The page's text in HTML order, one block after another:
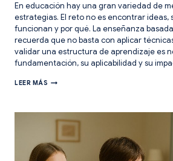
En educación hay una gran variedad de
estrategias. El reto no es encontrar ideas,
funcionan y por qué. La enseñanza
recuerda que no basta con aplicar
validar una estructura de aprendizaje es
fundamentación, su aplicabilidad y su
LEER MÁS LOS
BUENA
ESTRUCTURA
DE
APRENDIZAJE